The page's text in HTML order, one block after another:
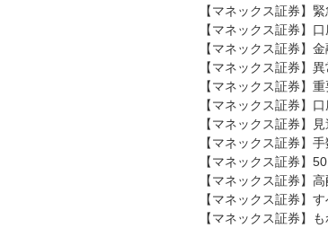
【マネックス証券】
【マネックス証券】
【マネックス証券】
【マネックス証券】
【マネックス証券】
【マネックス証券】
【マネックス証券】
【マネックス証券】
【マネックス証券】
【マネックス証券】
【マネックス証券】
【マネックス証券】